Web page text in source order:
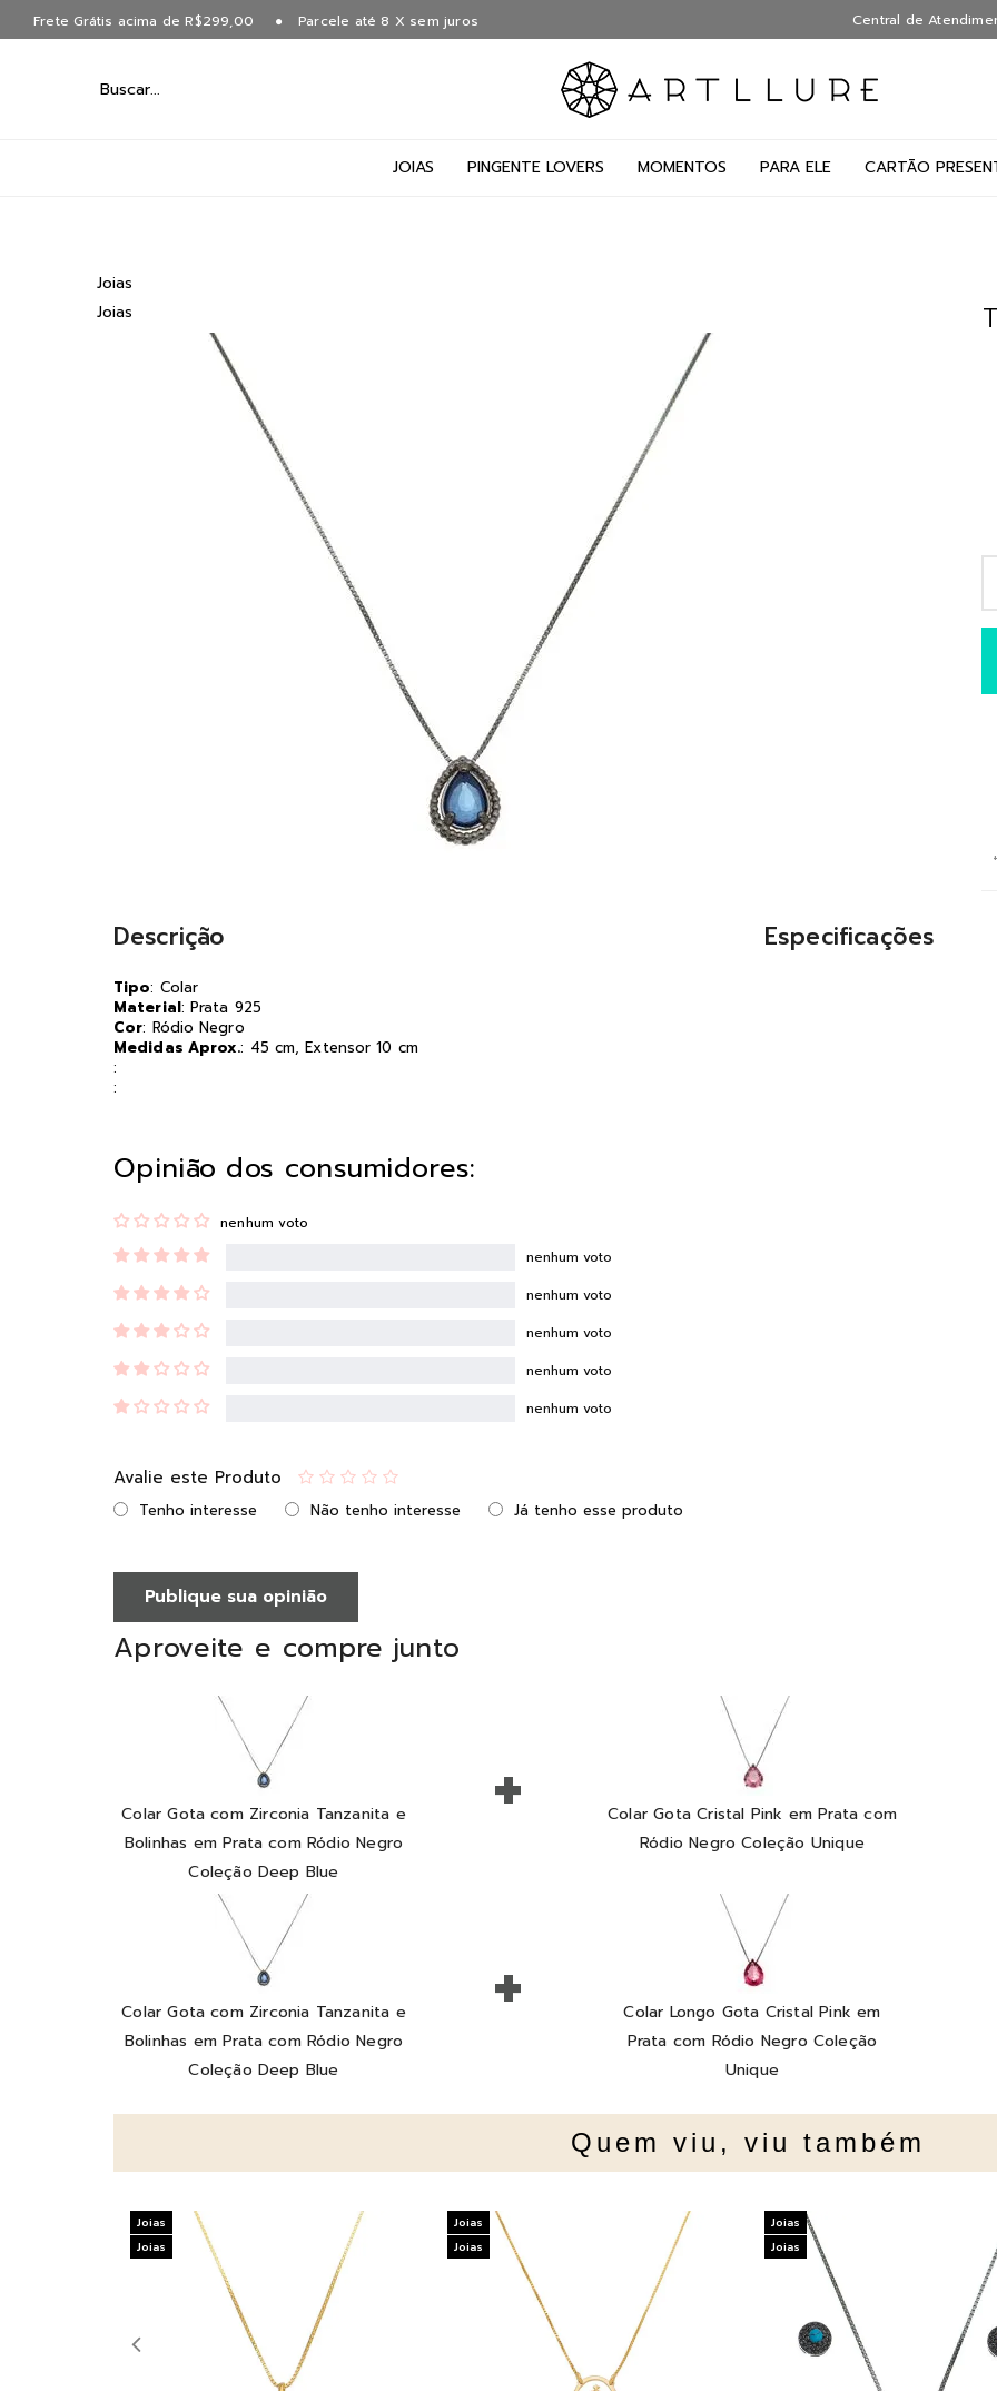
Frete Grátis acima de R$299,00 Parcele até 8 X sem juros Central de
JOIAS PINGENTE LOVERS MOMENTOS PARA ELE CARTÃO
Joias
Joias
Descrição
Tipo: Colar
Material: Prata 925
Cor: Ródio Negro
Medidas Aprox.: 45 cm, Extensor 10 cm
:
:
Especificações
Opinião dos consumidores:
nenhum voto
nenhum voto
nenhum voto
nenhum voto
nenhum voto
nenhum voto
Avalie este Produto
Tenho interesse Não tenho interesse Já tenho esse produto
Publique sua opinião
Aproveite e compre junto
Colar Gota com Zirconia Tanzanita e
Bolinhas em Prata com Ródio Negro
Coleção Deep Blue
+
Colar Gota Cristal Pink em Prata com
Ródio Negro Coleção Unique
Colar Gota com Zirconia Tanzanita e
Bolinhas em Prata com Ródio Negro
Coleção Deep Blue
+
Colar Longo Gota Cristal Pink em
Prata com Ródio Negro Coleção
Unique
Quem viu, viu também
Joias
Joias
Joias
Joias
Joias
Joias